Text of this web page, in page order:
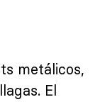
metálicos,
El